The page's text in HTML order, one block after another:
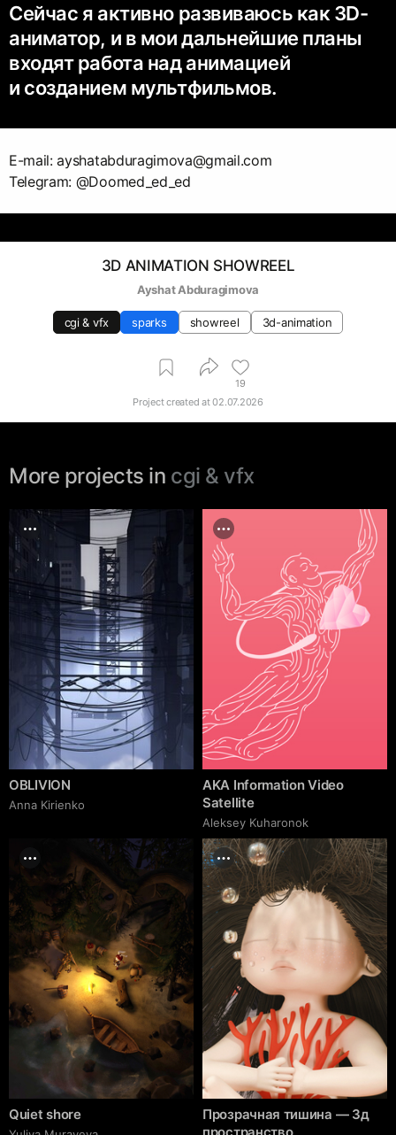
Сейчас я активно развиваюсь как 3D-
аниматор, и в мои дальнейшие планы
входят работа над анимацией
и созданием мультфильмов.
E-mail: ayshatabduragimova@gmail.com
Telegram: @Doomed_ed_ed
3D ANIMATION SHOWREEL
Ayshat Abduragimova
cgi & vfx sparks showreel 3d-animation
19
Project created at02.07.2026
More projects in cgi & vfx
OBLIVION
Anna Kirienko
AKA Information Video
Satellite
Aleksey Kuharonok
Quiet shore
Прозрачная тишина — 3д